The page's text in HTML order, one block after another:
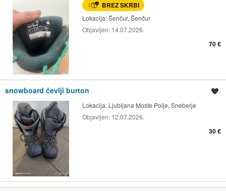
BREZ SKRBI
Lokacija:Šenčur, Šenčur
Objavljen: 14.07.2026.
70 €
snowboard čevlji burton
Lokacija: Ljubljana Moste Polje, Sneberje
Objavljen: 12.07.2026.
30 €